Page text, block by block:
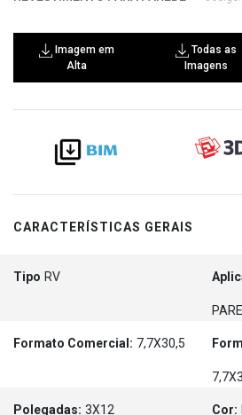
Imagem em
Alta
Imagens
CARACTERÍSTICAS GERAIS
Tipo RV
Formato Comercial: 7,7X30,5
Polegadas: 3X12 Cor: